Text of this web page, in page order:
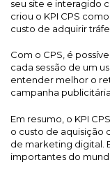
seu site e interagido
criou o KPI CPS
custo de adquirir
Com o CPS, é
cada sessão de um
entender melhor o
campanha
Em resumo, o KPI
o custo de aquisição
de marketing digital.
importantes do